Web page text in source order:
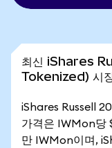
최신 iShares
Tokenized) 시
iShares Russell
가격은 IWMon당
만 IWMon이며,